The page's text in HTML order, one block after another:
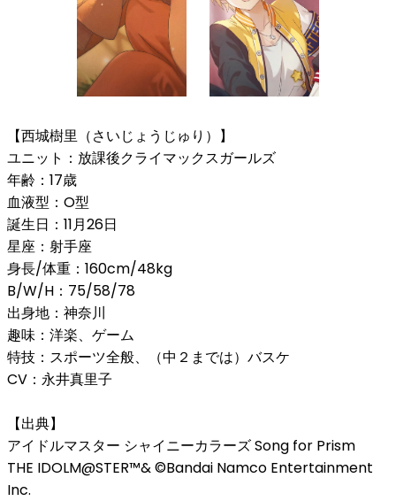
【西城樹里（さいじょうじゅり）】
ユニット：放課後クライマックスガールズ
年齢：17歳
血液型：O型
誕生日：11月26日
星座：射手座
身長/体重：160cm/48kg
B/W/H：75/58/78
出身地：神奈川
趣味：洋楽、ゲーム
特技：スポーツ全般、（中２までは）バスケ
CV：永井真里子
【出典】
アイドルマスター シャイニーカラーズ Song for Prism
THE IDOLM@STER™& ©Bandai Namco Entertainment
Inc.